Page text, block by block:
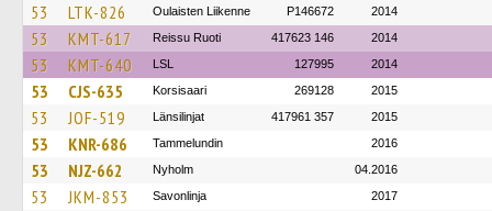
53 LTK-826 Oulaisten Liikenne P146672 2014
53 KMT-617 Reissu Ruoti 417623 146 2014
53 KMT-640 LSL 127995 2014
53 CJS-635 Korsisaari 269128 2015
53 JOF-519 Länsilinjat 417961 357 2015
53 KNR-686 Tammelundin 2016
53 NJZ-662 Nyholm 04.2016
53 JKM-853 Savonlinja 2017